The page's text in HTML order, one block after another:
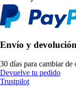
Envío y
30 días para cambiar de
Devuelve tu pedido
Trustpilot